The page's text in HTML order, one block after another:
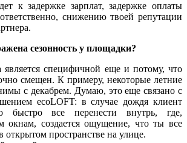
к задержке зарплат, задержке оплаты
снижению твоей репутации
сезонность у площадки?
специфичной еще и потому, что
смещен. К примеру, некоторые летние
с декабрем. Думаю, это еще связано с
ecoLOFT: в случае дождя клиент
быстро все перенести внутрь, где,
окнам, создается ощущение, что ты все
открытом пространстве на улице.